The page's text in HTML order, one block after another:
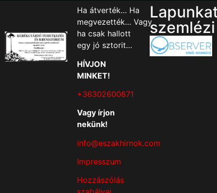
Ha átverték… Ha
megvezették… Vagy
ha csak hallott
egy jó sztorit…
HÍVJON
MINKET!
+36302600871
Vagy írjon
nekünk!
info@eszakhirnok.com
Impresszum
Hozzászólás
szemlézi